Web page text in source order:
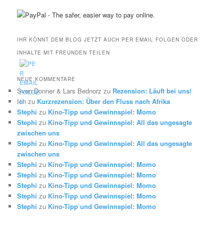
IHR KÖNNT DEM BLOG JETZT AUCH PER EMAIL FOLGEN ODER
INHALTE MIT FREUNDEN TEILEN
NEUE KOMMENTARE
Sven Donner & Lars Bednorz zu Rezension: Läuft bei uns!
Ich zu Kurzrezension: Über den Fluss nach Afrika
Stephi zu Kino-Tipp und Gewinnspiel: Momo
Stephi zu Kino-Tipp und Gewinnspiel: All das ungesagte
zwischen uns
Stephi zu Kino-Tipp und Gewinnspiel: All das ungesagte
zwischen uns
Stephi zu Kino-Tipp und Gewinnspiel: Momo
Stephi zu Kino-Tipp und Gewinnspiel: Momo
Stephi zu Kino-Tipp und Gewinnspiel: Momo
Stephi zu Kino-Tipp und Gewinnspiel: Momo
Stephi zu Kino-Tipp und Gewinnspiel: Momo